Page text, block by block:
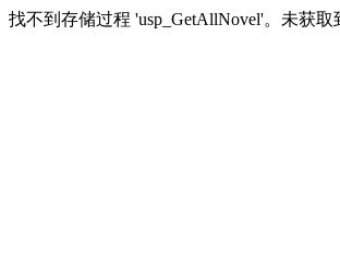
找不到存储过程 'usp_GetAllNovel'。未获